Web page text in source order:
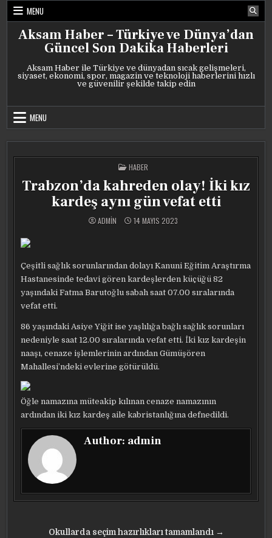
Skip
content
MENU
Aksam Haber – Türkiye ve Dünya’dan
Güncel Son Dakika Haberleri
Aksam Haber ile Türkiye ve dünyadan sıcak gelişmeleri,
siyaset, ekonomi, spor, magazin ve teknoloji haberlerini hızlı
ve güvenilir şekilde takip edin
MENU
POSTED
IN
HABER
Trabzon’da kahreden olay! İki kız
kardeş aynı gün vefat etti
ADMIN 14 MAYIS 2023
Çeşitli sağlık sorunlarından dolayı Kanuni Eğitim Araştırma
Hastanesinde tedavi gören kardeşlerden küçüğü 82
yaşındaki Fatma Barutoğlu sabah saat 07.00 sıralarında
vefat etti.
86 yaşındaki Asiye Yiğit ise yaşlılığa bağlı sağlık sorunları
nedeniyle saat 12.00 sıralarında vefat etti. İki kız kardeşin
naaşı, cenaze işlemlerinin ardından Gümüşören
Mahallesi’ndeki evlerine götürüldü.
Öğle namazına müteakip kılınan cenaze namazının
ardından iki kız kardeş aile kabristanlığına defnedildi.
Author: admin
Okullarda seçim hazırlıkları tamamlandı →